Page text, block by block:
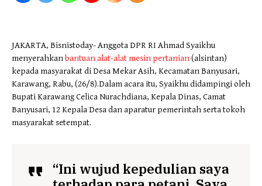
JAKARTA, Bisnistoday- Anggota DPR RI Ahmad Syaikhu
menyerahkanbantuan alat-alat mesin pertanian(alsintan)
kepada masyarakat di Desa Mekar Asih, Kecamatan Banyusari,
Karawang, Rabu, (26/8).Dalam acara itu, Syaikhu didampingi oleh
Bupati Karawang Celica Nurachdiana, Kepala Dinas, Camat
Banyusari, 12 Kepala Desa dan aparatur pemerintah serta tokoh
masyarakat setempat.
“Ini wujud kepedulian saya